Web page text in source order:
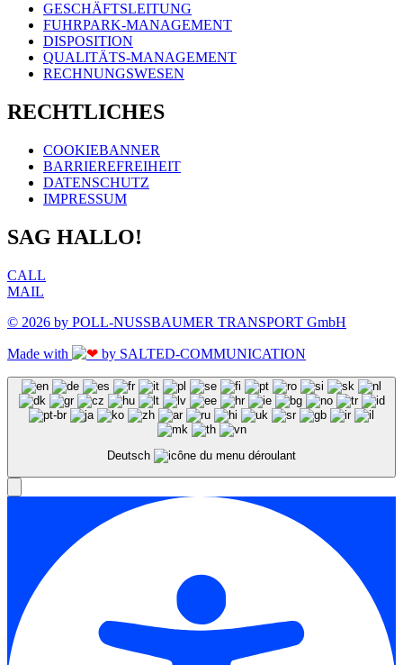
GESCHÄFTSLEITUNG
FUHRPARK-MANAGEMENT
DISPOSITION
QUALITÄTS-MANAGEMENT
RECHNUNGSWESEN
RECHTLICHES
COOKIEBANNER
BARRIEREFREIHEIT
DATENSCHUTZ
IMPRESSUM
SAG HALLO!
CALL
MAIL
© 2026 by POLL-NUSSBAUMER TRANSPORT GmbH
Made with by SALTED-COMMUNICATION
Deutsch